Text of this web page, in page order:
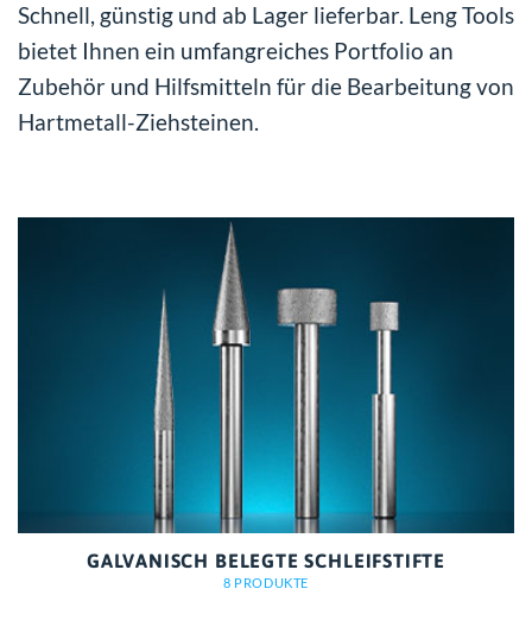
Schnell, günstig und ab Lager lieferbar. Leng Tools
bietet Ihnen ein umfangreiches Portfolio an
Zubehör und Hilfsmitteln für die Bearbeitung von
Hartmetall-Ziehsteinen.
GALVANISCH BELEGTE SCHLEIFSTIFTE
8 PRODUKTE